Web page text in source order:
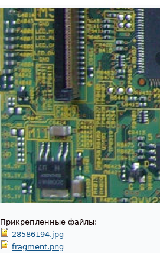
Прикрепленные файлы:
28586194.jpg
fragment.png